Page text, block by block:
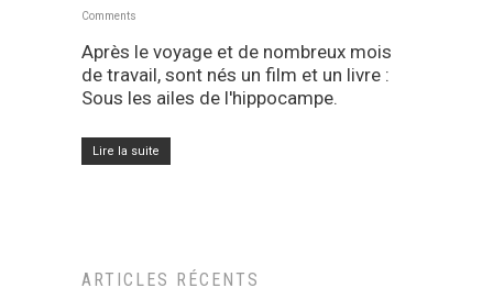
Comments
Après le voyage et de nombreux mois
de travail, sont nés un film et un livre :
Sous les ailes de l'hippocampe.
Lire la suite
ARTICLES RÉCENTS